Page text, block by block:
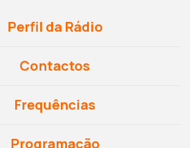
Perfil da Rádio
Contactos
Frequências
Programação